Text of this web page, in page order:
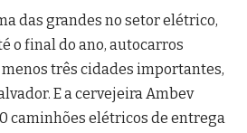
das grandes no setor elétrico,
o final do ano, autocarros
três cidades importantes,
E a cervejeira Ambev
caminhões elétricos de entrega